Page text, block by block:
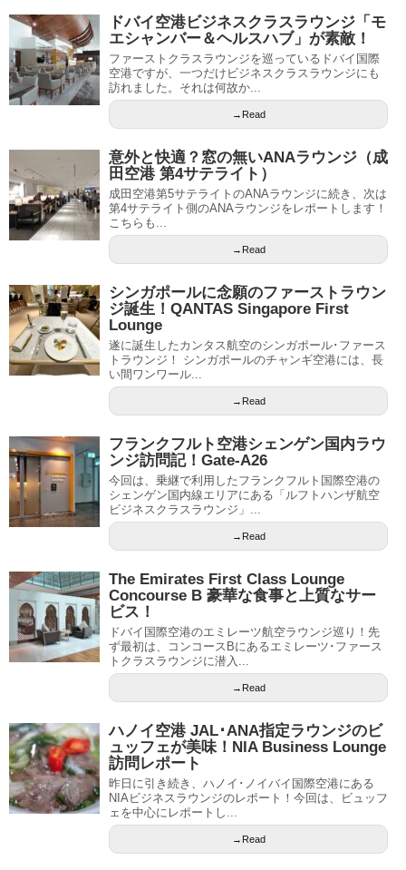
ドバイ空港ビジネスクラスラウンジ「モ
エシャンバー＆ヘルスハブ」が素敵！
ファーストクラスラウンジを巡っているドバイ国際
空港ですが、一つだけビジネスクラスラウンジにも
訪れました。それは何故か...
→Read
意外と快適？窓の無いANAラウンジ（成
田空港 第4サテライト）
成田空港第5サテライトのANAラウンジに続き、次は
第4サテライト側のANAラウンジをレポートします！
こちらも...
→Read
シンガポールに念願のファーストラウン
ジ誕生！QANTAS Singapore First
Lounge
遂に誕生したカンタス航空のシンガポール･ファース
トラウンジ！ シンガポールのチャンギ空港には、長
い間ワンワール...
→Read
フランクフルト空港シェンゲン国内ラウ
ンジ訪問記！Gate-A26
今回は、乗継で利用したフランクフルト国際空港の
シェンゲン国内線エリアにある「ルフトハンザ航空
ビジネスクラスラウンジ」...
→Read
The Emirates First Class Lounge
Concourse B 豪華な食事と上質なサー
ビス！
ドバイ国際空港のエミレーツ航空ラウンジ巡り！先
ず最初は、コンコースBにあるエミレーツ･ファース
トクラスラウンジに潜入...
→Read
ハノイ空港 JAL･ANA指定ラウンジのビ
ュッフェが美味！NIA Business Lounge
訪問レポート
昨日に引き続き、ハノイ･ノイバイ国際空港にある
NIAビジネスラウンジのレポート！今回は、ビュッフ
ェを中心にレポートし...
→Read